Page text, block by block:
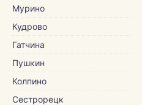
Мурино
Кудрово
Гатчина
Пушкин
Колпино
Сестрорецк